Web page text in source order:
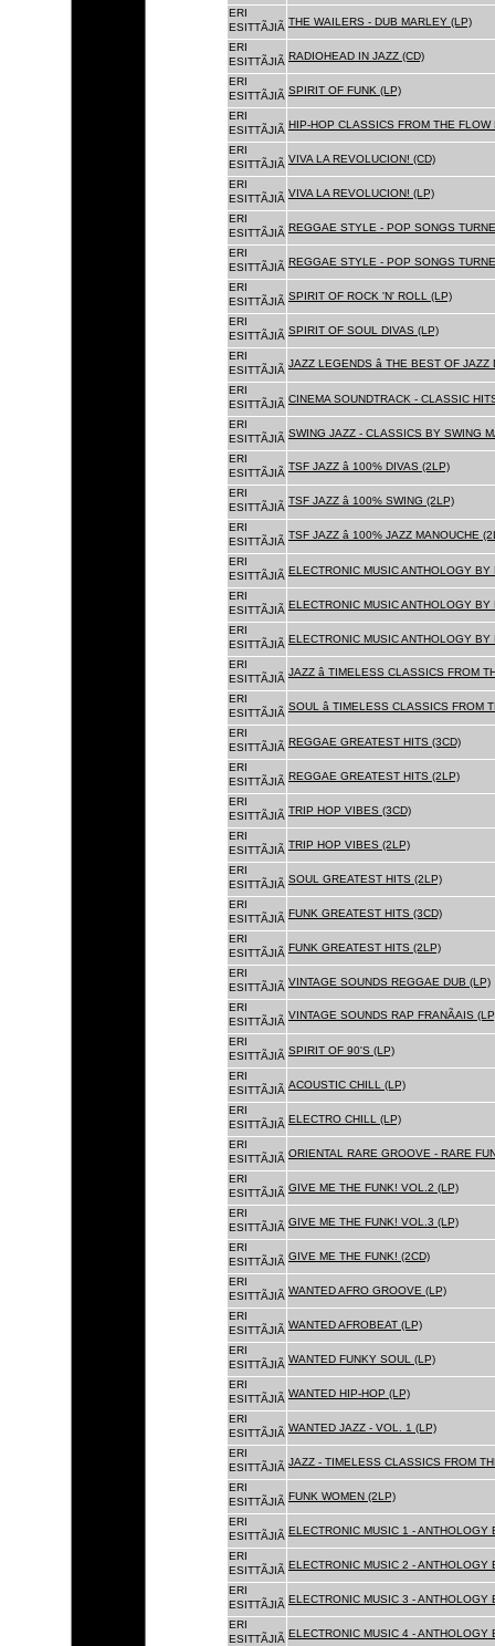
ERI
ESITTÃJIÃ THE WAILERS - DUB MARLEY (LP)
ERI
ESITTÃJIÃ RADIOHEAD IN JAZZ (CD)
ERI
ESITTÃJIÃ SPIRIT OF FUNK (LP)
ERI
ESITTÃJIÃ HIP-HOP CLASSICS FROM THE FLOW
ERI
ESITTÃJIÃ VIVA LA REVOLUCION! (CD)
ERI
ESITTÃJIÃ VIVA LA REVOLUCION! (LP)
ERI
ESITTÃJIÃ REGGAE STYLE - POP SONGS
ERI
ESITTÃJIÃ REGGAE STYLE - POP SONGS
ERI
ESITTÃJIÃ SPIRIT OF ROCK 'N' ROLL (LP)
ERI
ESITTÃJIÃ SPIRIT OF SOUL DIVAS (LP)
ERI
ESITTÃJIÃ
JAZZ LEGENDS â THE BEST OF
ERI
ESITTÃJIÃ CINEMA SOUNDTRACK - CLASSIC
ERI
ESITTÃJIÃ SWING JAZZ - CLASSICS BY SWING
ERI
ESITTÃJIÃ
TSF JAZZ â 100% DIVAS (2LP)
ERI
ESITTÃJIÃ
TSF JAZZ â 100% SWING (2LP)
ERI
ESITTÃJIÃ
TSF JAZZ â 100% JAZZ MANOUCHE
ERI
ESITTÃJIÃ ELECTRONIC MUSIC ANTHOLOGY
ERI
ESITTÃJIÃ ELECTRONIC MUSIC ANTHOLOGY
ERI
ESITTÃJIÃ ELECTRONIC MUSIC ANTHOLOGY
ERI
ESITTÃJIÃ
JAZZ â TIMELESS CLASSICS FROM
ERI
ESITTÃJIÃ
SOUL â TIMELESS CLASSICS FROM
ERI
ESITTÃJIÃ REGGAE GREATEST HITS (3CD)
ERI
ESITTÃJIÃ REGGAE GREATEST HITS (2LP)
ERI
ESITTÃJIÃ TRIP HOP VIBES (3CD)
ERI
ESITTÃJIÃ TRIP HOP VIBES (2LP)
ERI
ESITTÃJIÃ SOUL GREATEST HITS (2LP)
ERI
ESITTÃJIÃ FUNK GREATEST HITS (3CD)
ERI
ESITTÃJIÃ FUNK GREATEST HITS (2LP)
ERI
ESITTÃJIÃ VINTAGE SOUNDS REGGAE DUB (LP)
ERI
ESITTÃJIÃ
VINTAGE SOUNDS RAP FRANÃAIS
ERI
ESITTÃJIÃ SPIRIT OF 90'S (LP)
ERI
ESITTÃJIÃ ACOUSTIC CHILL (LP)
ERI
ESITTÃJIÃ ELECTRO CHILL (LP)
ERI
ESITTÃJIÃ ORIENTAL RARE GROOVE - RARE
ERI
ESITTÃJIÃ GIVE ME THE FUNK! VOL.2 (LP)
ERI
ESITTÃJIÃ GIVE ME THE FUNK! VOL.3 (LP)
ERI
ESITTÃJIÃ GIVE ME THE FUNK! (2CD)
ERI
ESITTÃJIÃ WANTED AFRO GROOVE (LP)
ERI
ESITTÃJIÃ WANTED AFROBEAT (LP)
ERI
ESITTÃJIÃ WANTED FUNKY SOUL (LP)
ERI
ESITTÃJIÃ WANTED HIP-HOP (LP)
ERI
ESITTÃJIÃ WANTED JAZZ - VOL. 1 (LP)
ERI
ESITTÃJIÃ JAZZ - TIMELESS CLASSICS FROM
ERI
ESITTÃJIÃ FUNK WOMEN (2LP)
ERI
ESITTÃJIÃ ELECTRONIC MUSIC 1 - ANTHOLOGY
ERI
ESITTÃJIÃ ELECTRONIC MUSIC 2 - ANTHOLOGY
ERI
ESITTÃJIÃ ELECTRONIC MUSIC 3 - ANTHOLOGY
ERI
ESITTÃJIÃ ELECTRONIC MUSIC 4 - ANTHOLOGY